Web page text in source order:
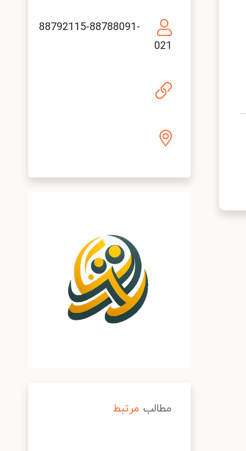
88792115-88788091-
021
مطالب مرتبط